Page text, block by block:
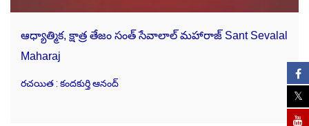
ఆధ్యాత్మిక, క్షాత్ర తేజం సంత్ సేవాలాల్ మహారాజ్ Sant Sevalal
Maharaj
రచయిత : కందకుర్తి ఆనంద్